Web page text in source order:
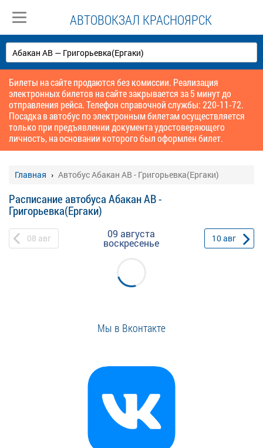
АВТОВОКЗАЛ КРАСНОЯРСК
Билеты на сайте продаются без комиссии. Реализация
электронных билетов на сайте закрывается за 5 минут до
отправления рейса. Телефон справочной службы: 220-11-72.
Посадка в автобус по электронным билетам осуществляется
только при предъявлении документа удостоверяющего
личность, на основании которого был оформлен билет.
Главная Автобус Абакан АВ - Григорьевка(Ергаки)
Расписание автобуса Абакан АВ -
Григорьевка(Ергаки)
08 авг 09 августа
воскресенье 10авг
Мы в Вконтакте